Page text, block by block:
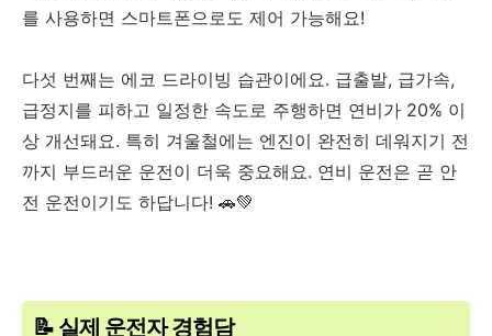
를 사용하면 스마트폰으로도 제어 가능해요!
다섯 번째는 에코 드라이빙 습관이에요. 급출발, 급가속,
급정지를 피하고 일정한 속도로 주행하면 연비가 20% 이
상 개선돼요. 특히 겨울철에는 엔진이 완전히 데워지기 전
까지 부드러운 운전이 더욱 중요해요. 연비 운전은 곧 안
전 운전이기도 하답니다! 🚗💚
📝 실제 운전자 경험담